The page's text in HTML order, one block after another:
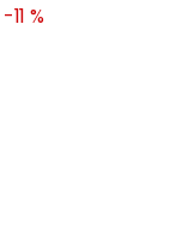
-11 %